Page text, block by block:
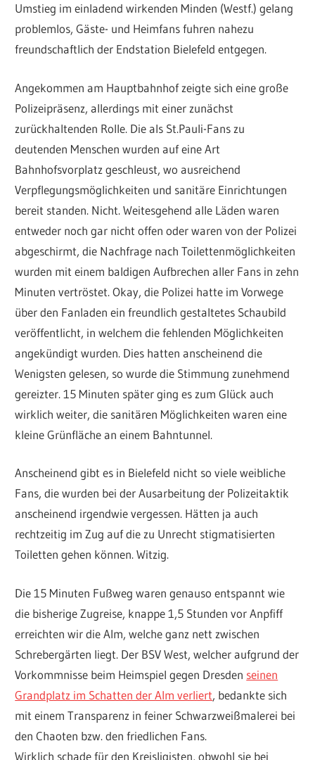
Umstieg im einladend wirkenden Minden (Westf.) gelang
problemlos, Gäste- und Heimfans fuhren nahezu
freundschaftlich der Endstation Bielefeld entgegen.
Angekommen am Hauptbahnhof zeigte sich eine große
Polizeipräsenz, allerdings mit einer zunächst
zurückhaltenden Rolle. Die als St.Pauli-Fans zu
deutenden Menschen wurden auf eine Art
Bahnhofsvorplatz geschleust, wo ausreichend
Verpflegungsmöglichkeiten und sanitäre Einrichtungen
bereit standen. Nicht. Weitesgehend alle Läden waren
entweder noch gar nicht offen oder waren von der Polizei
abgeschirmt, die Nachfrage nach Toilettenmöglichkeiten
wurden mit einem baldigen Aufbrechen aller Fans in zehn
Minuten vertröstet. Okay, die Polizei hatte im Vorwege
über den Fanladen ein freundlich gestaltetes Schaubild
veröffentlicht, in welchem die fehlenden Möglichkeiten
angekündigt wurden. Dies hatten anscheinend die
Wenigsten gelesen, so wurde die Stimmung zunehmend
gereizter. 15 Minuten später ging es zum Glück auch
wirklich weiter, die sanitären Möglichkeiten waren eine
kleine Grünfläche an einem Bahntunnel.
Anscheinend gibt es in Bielefeld nicht so viele weibliche
Fans, die wurden bei der Ausarbeitung der Polizeitaktik
anscheinend irgendwie vergessen. Hätten ja auch
rechtzeitig im Zug auf die zu Unrecht stigmatisierten
Toiletten gehen können. Witzig.
Die 15 Minuten Fußweg waren genauso entspannt wie
die bisherige Zugreise, knappe 1,5 Stunden vor Anpfiff
erreichten wir die Alm, welche ganz nett zwischen
Schrebergärten liegt. Der BSV West, welcher aufgrund der
Vorkommnisse beim Heimspiel gegen Dresden seinen
Grandplatz im Schatten der Alm verliert, bedankte sich
mit einem Transparenz in feiner Schwarzweißmalerei bei
den Chaoten bzw. den friedlichen Fans.
Wirklich schade für den Kreisligisten, obwohl sie bei